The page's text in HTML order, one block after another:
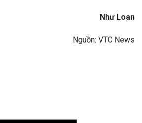
Như Loan
Nguồn: VTC News